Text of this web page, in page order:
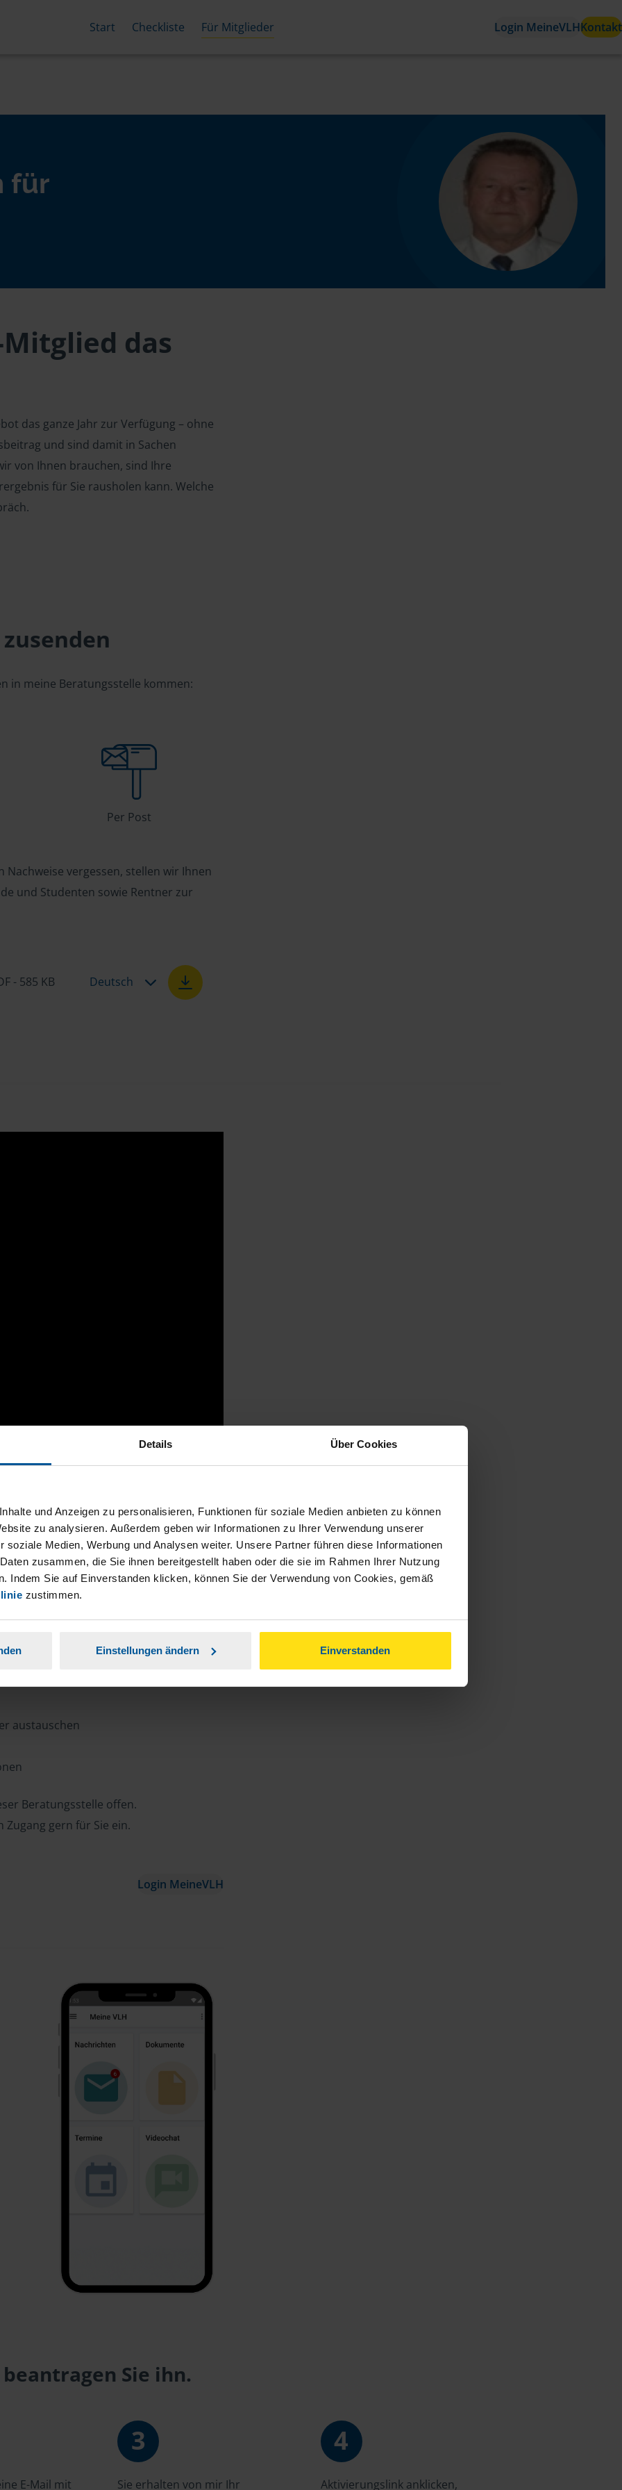
Details Über Cookies
und Anzeigen zu personalisieren, Funktionen für soziale Medien anbieten zu können
zu analysieren. Außerdem geben wir Informationen zu Ihrer Verwendung unserer
soziale Medien, Werbung und Analysen weiter. Unsere Partner führen diese Informationen
zusammen, die Sie ihnen bereitgestellt haben oder die sie im Rahmen Ihrer Nutzung
Indem Sie auf Einverstanden klicken, können Sie der Verwendung von Cookies, gemäß
zustimmen.
Einstellungen ändern Einverstanden
Start Checkliste Für Mitglieder Login MeineVLHKontakt
für
das
das ganze Jahr zur Verfügung – ohne
und sind damit in Sachen
von Ihnen brauchen, sind Ihre
für Sie rausholen kann. Welche
in meine Beratungsstelle kommen:
Per Post
vergessen, stellen wir Ihnen
und Studenten sowie Rentner zur
- 585 KB Deutsch
Zeit und Porto sparen und jederzeit
austauschen
Beratungsstelle offen.
gern für Sie ein.
Login MeineVLH
Sie ihn.
E-Mail mit
3
Sie erhalten von mir Ihr
4
Aktivierungslink anklicken,